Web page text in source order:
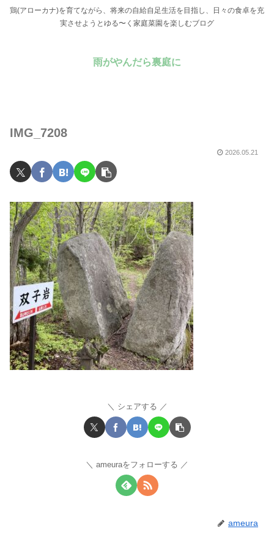
鶏(アローカナ)を育てながら、将来の自給自足生活を目指し、日々の食卓を充
実させようとゆる〜く家庭菜園を楽しむブログ
雨がやんだら裏庭に
IMG_7208
2026.05.21
シェアする
ameuraをフォローする
ameura